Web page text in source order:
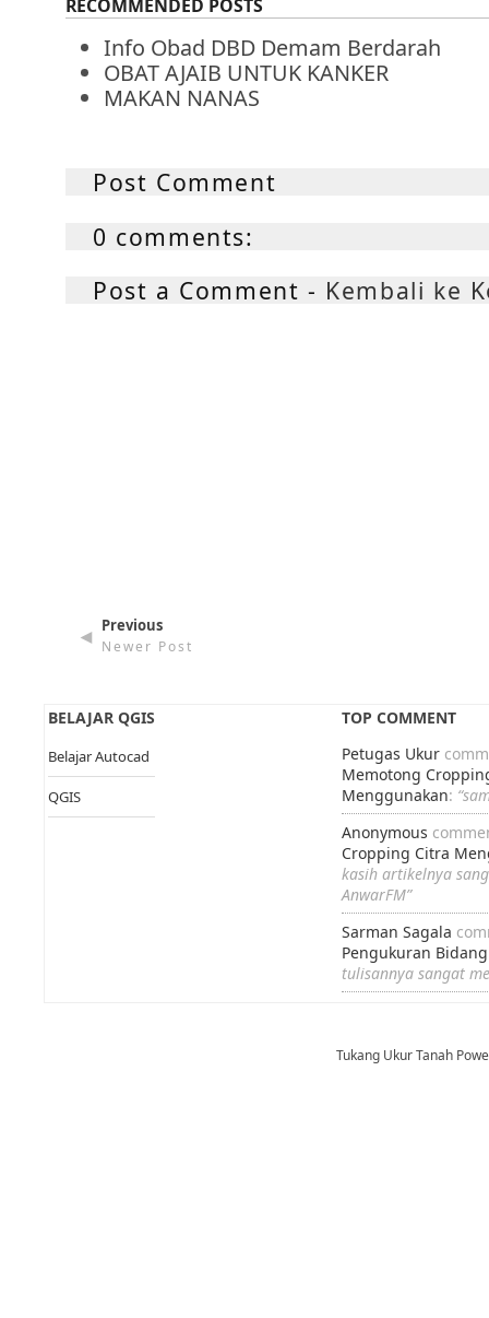
RECOMMENDED POSTS
Info Obad DBD Demam Berdarah
OBAT AJAIB UNTUK KANKER
MAKAN NANAS
Post Comment
0 comments:
Post a Comment - Kembali ke
◄ Previous
Newer Post
BELAJAR QGIS
Belajar Autocad
QGIS
TOP COMMENT
Petugas Ukur
Memotong
Menggunakan:
Anonymous
Cropping Citra
kasih artikelnya
AnwarFM”
Sarman Sagala
Pengukuran
tulisannya sangat
Tukang Ukur Tanah